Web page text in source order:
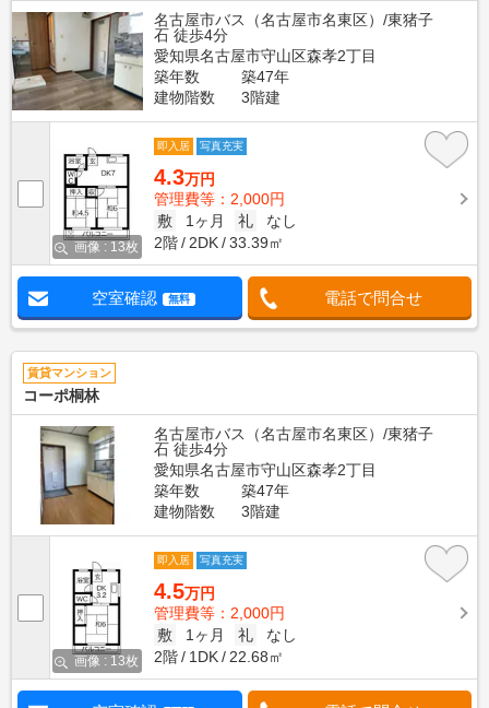
名古屋市バス（名古屋市名東区）/東猪子
石 徒歩4分
愛知県名古屋市守山区森孝2丁目
築年数
築47年
建物階数
3階建
画像 : 13枚
即入居 写真充実
4.3万円
管理費等：2,000円
敷
1ヶ月 礼
なし
2階
2DK 33.39㎡
空室確認 無料 電話で問合せ
賃貸マンション
コーポ桐林
名古屋市バス（名古屋市名東区）/東猪子
石 徒歩4分
愛知県名古屋市守山区森孝2丁目
築年数
築47年
建物階数
3階建
画像 : 13枚
即入居 写真充実
4.5万円
管理費等：2,000円
敷
1ヶ月 礼
なし
2階
1DK 22.68㎡